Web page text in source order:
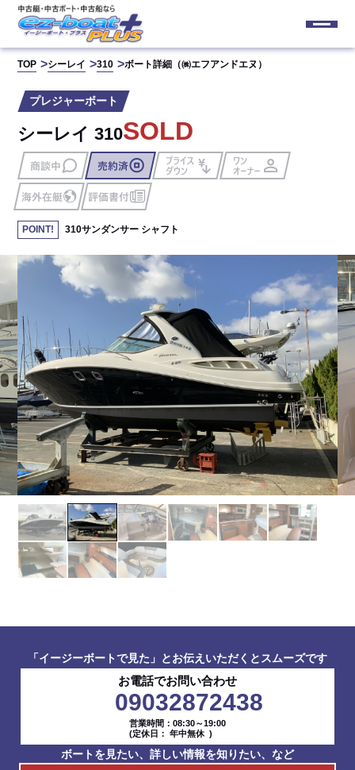
TOP シーレイ 310 ボート詳細（㈱エフアンドエヌ）
プレジャーボート
シーレイ 310SOLD
310サンダンサー シャフト
「イージーボートで見た」とお伝えいただくとスムーズです
お電話でお問い合わせ
09032872438
営業時間：08:30～19:00
(定休日： 年中無休 )
ボートを見たい、詳しい情報を知りたい、など